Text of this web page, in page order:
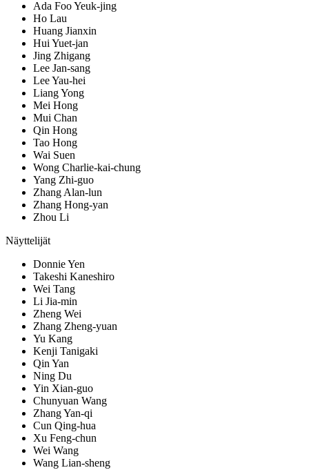
Ada Foo Yeuk-jing
Ho Lau
Huang Jianxin
Hui Yuet-jan
Jing Zhigang
Lee Jan-sang
Lee Yau-hei
Liang Yong
Mei Hong
Mui Chan
Qin Hong
Tao Hong
Wai Suen
Wong Charlie-kai-chung
Yang Zhi-guo
Zhang Alan-lun
Zhang Hong-yan
Zhou Li
Näyttelijät
Donnie Yen
Takeshi Kaneshiro
Wei Tang
Li Jia-min
Zheng Wei
Zhang Zheng-yuan
Yu Kang
Kenji Tanigaki
Qin Yan
Ning Du
Yin Xian-guo
Chunyuan Wang
Zhang Yan-qi
Cun Qing-hua
Xu Feng-chun
Wei Wang
Wang Lian-sheng